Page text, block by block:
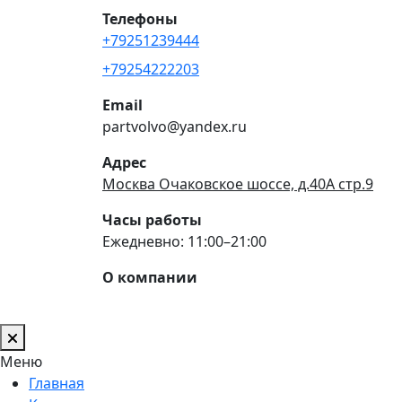
Телефоны
+79251239444
+79254222203
Email
partvolvo@yandex.ru
Адрес
Москва Очаковское шоссе, д.40А стр.9
Часы работы
Ежедневно: 11:00–21:00
О компании
Меню
Главная